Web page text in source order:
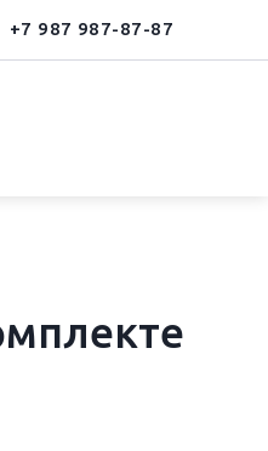
+7 987 987-87-87